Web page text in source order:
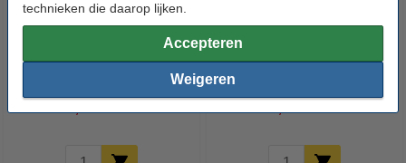
technieken die daarop lijken.
Accepteren
Weigeren
123accu Xtreme Power MN1500
Penlite AA batterij 24 stuks
123inkt kopieerpapier 1 doos
van 2500 vellen A4 - 80 g/m²